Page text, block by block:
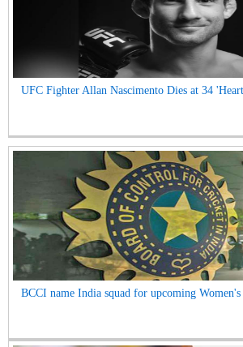
UFC Fighter Allan Nascimento Dies at 34
BCCI name India squad for upcoming